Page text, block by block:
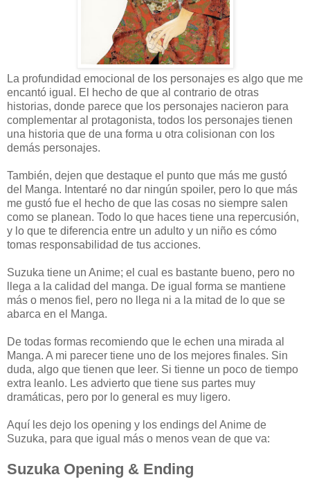
La profundidad emocional de los personajes es algo que me
encantó igual. El hecho de que al contrario de otras
historias, donde parece que los personajes nacieron para
complementar al protagonista, todos los personajes tienen
una historia que de una forma u otra colisionan con los
demás personajes.
También, dejen que destaque el punto que más me gustó
del Manga. Intentaré no dar ningún spoiler, pero lo que más
me gustó fue el hecho de que las cosas no siempre salen
como se planean. Todo lo que haces tiene una repercusión,
y lo que te diferencia entre un adulto y un niño es cómo
tomas responsabilidad de tus acciones.
Suzuka tiene un Anime; el cual es bastante bueno, pero no
llega a la calidad del manga. De igual forma se mantiene
más o menos fiel, pero no llega ni a la mitad de lo que se
abarca en el Manga.
De todas formas recomiendo que le echen una mirada al
Manga. A mi parecer tiene uno de los mejores finales. Sin
duda, algo que tienen que leer. Si tienne un poco de tiempo
extra leanlo. Les advierto que tiene sus partes muy
dramáticas, pero por lo general es muy ligero.
Aquí les dejo los opening y los endings del Anime de
Suzuka, para que igual más o menos vean de que va:
Suzuka Opening & Ending